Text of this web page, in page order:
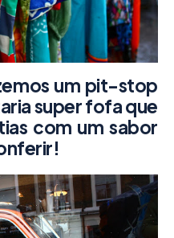
um pit-stop
super fofa que
com um sabor